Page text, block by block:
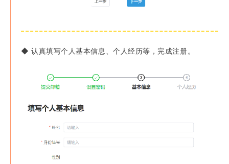
◆认真填写个人基本信息、个人经历等，完成注册。